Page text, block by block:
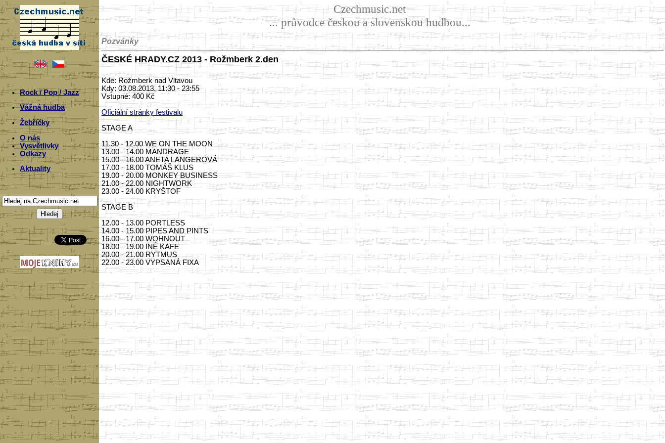
Rock / Pop / Jazz
Vážná hudba
Žebříčky
O nás
Vysvětlivky
Odkazy
Aktuality
Czechmusic.net
... průvodce českou a slovenskou hudbou...
Pozvánky
ČESKÉ HRADY.CZ 2013 - Rožmberk 2.den
Kde: Rožmberk nad Vltavou
Kdy: 03.08.2013, 11:30 - 23:55
Vstupné: 400 Kč
Oficiální stránky festivalu
STAGE A
11.30 - 12.00 WE ON THE MOON
13.00 - 14.00 MANDRAGE
15.00 - 16.00 ANETA LANGEROVÁ
17.00 - 18.00 TOMÁŠ KLUS
19.00 - 20.00 MONKEY BUSINESS
21.00 - 22.00 NIGHTWORK
23.00 - 24.00 KRYŠTOF
STAGE B
12.00 - 13.00 PORTLESS
14.00 - 15.00 PIPES AND PINTS
16.00 - 17.00 WOHNOUT
18.00 - 19.00 INÉ KAFE
20.00 - 21.00 RYTMUS
22.00 - 23.00 VYPSANÁ FIXA